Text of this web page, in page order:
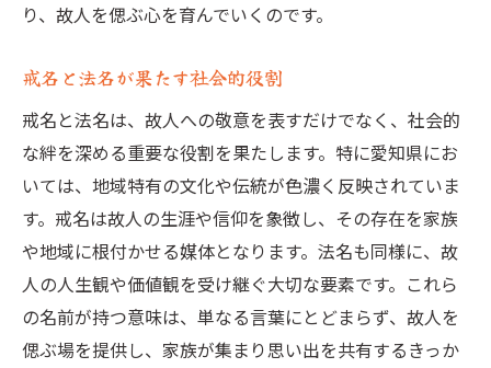
り、故人を偲ぶ心を育んでいくのです。
戒名と法名が果たす社会的役割
戒名と法名は、故人への敬意を表すだけでなく、社会的
な絆を深める重要な役割を果たします。特に愛知県にお
いては、地域特有の文化や伝統が色濃く反映されていま
す。戒名は故人の生涯や信仰を象徴し、その存在を家族
や地域に根付かせる媒体となります。法名も同様に、故
人の人生観や価値観を受け継ぐ大切な要素です。これら
の名前が持つ意味は、単なる言葉にとどまらず、故人を
偲ぶ場を提供し、家族が集まり思い出を共有するきっか